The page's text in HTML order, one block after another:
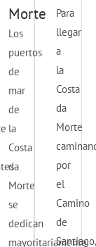
Morte
Los
puertos
de
mar
de
la
Costa
da
Morte
se
dedican
mayoritariamente
Para
llegar
a
la
Costa
da
Morte
por
el
Camino
de
Santiago,